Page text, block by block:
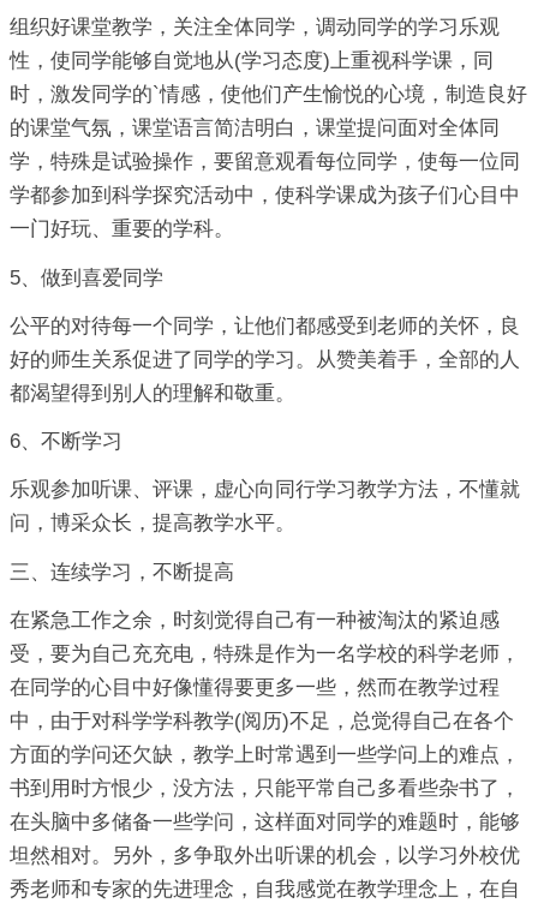
组织好课堂教学，关注全体同学，调动同学的学习乐观
性，使同学能够自觉地从(学习态度)上重视科学课，同
时，激发同学的`情感，使他们产生愉悦的心境，制造良好
的课堂气氛，课堂语言简洁明白，课堂提问面对全体同
学，特殊是试验操作，要留意观看每位同学，使每一位同
学都参加到科学探究活动中，使科学课成为孩子们心目中
一门好玩、重要的学科。
5、做到喜爱同学
公平的对待每一个同学，让他们都感受到老师的关怀，良
好的师生关系促进了同学的学习。从赞美着手，全部的人
都渴望得到别人的理解和敬重。
6、不断学习
乐观参加听课、评课，虚心向同行学习教学方法，不懂就
问，博采众长，提高教学水平。
三、连续学习，不断提高
在紧急工作之余，时刻觉得自己有一种被淘汰的紧迫感
受，要为自己充充电，特殊是作为一名学校的科学老师，
在同学的心目中好像懂得要更多一些，然而在教学过程
中，由于对科学学科教学(阅历)不足，总觉得自己在各个
方面的学问还欠缺，教学上时常遇到一些学问上的难点，
书到用时方恨少，没方法，只能平常自己多看些杂书了，
在头脑中多储备一些学问，这样面对同学的难题时，能够
坦然相对。另外，多争取外出听课的机会，以学习外校优
秀老师和专家的先进理念，自我感觉在教学理念上，在自